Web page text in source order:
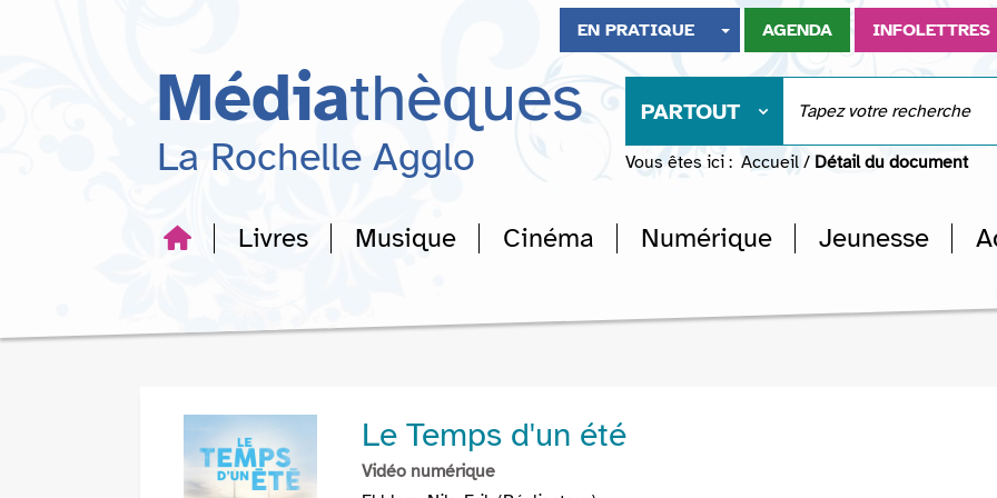
recherche
EN PRATIQUE AGENDA INFOLETTRES
Médiathèques
La Rochelle Agglo
PARTOUT
Vous êtes ici : Accueil / Détail du document
Livres Musique Cinéma Numérique Jeunesse
Le Temps d'un été
Vidéo numérique